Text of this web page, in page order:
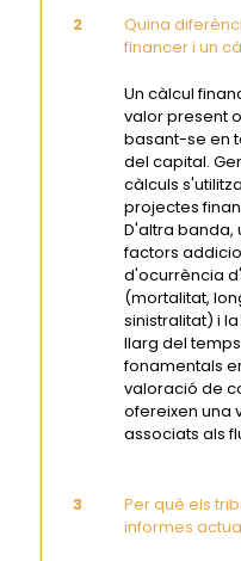
2
Quina
financer i un
Un càlcul
valor present
basant-se en
del capital.
càlculs
projectes
D'altra banda,
factors
d'ocurrència
(mortalitat,
sinistralitat) i
llarg del
fonamentals
valoració de
ofereixen una
associats als
3
Per què els
informes